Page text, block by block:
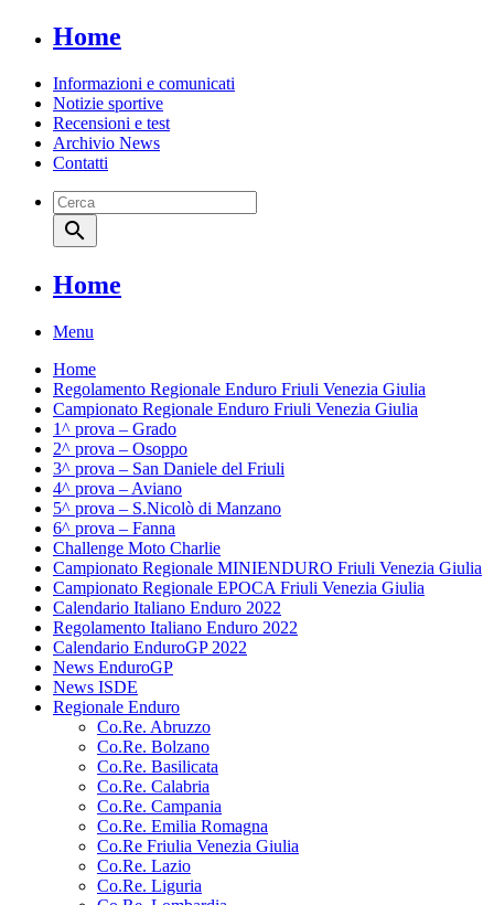
Home
Informazioni e comunicati
Notizie sportive
Recensioni e test
Archivio News
Contatti
search
Home
Menu
Home
Regolamento Regionale Enduro Friuli Venezia Giulia
Campionato Regionale Enduro Friuli Venezia Giulia
1^ prova – Grado
2^ prova – Osoppo
3^ prova – San Daniele del Friuli
4^ prova – Aviano
5^ prova – S.Nicolò di Manzano
6^ prova – Fanna
Challenge Moto Charlie
Campionato Regionale MINIENDURO Friuli Venezia Giulia
Campionato Regionale EPOCA Friuli Venezia Giulia
Calendario Italiano Enduro 2022
Regolamento Italiano Enduro 2022
Calendario EnduroGP 2022
News EnduroGP
News ISDE
Regionale Enduro
Co.Re. Abruzzo
Co.Re. Bolzano
Co.Re. Basilicata
Co.Re. Calabria
Co.Re. Campania
Co.Re. Emilia Romagna
Co.Re Friulia Venezia Giulia
Co.Re. Lazio
Co.Re. Liguria